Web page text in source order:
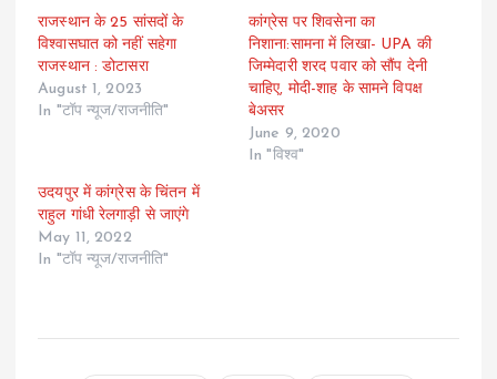
राजस्थान के 25 सांसदों के
विश्वासघात को नहीं सहेगा
राजस्थान : डोटासरा
August 1, 2023
In "टॉप न्यूज/राजनीति"
कांग्रेस पर शिवसेना का
निशाना:सामना में लिखा- UPA की
जिम्मेदारी शरद पवार को सौंप देनी
चाहिए, मोदी-शाह के सामने विपक्ष
बेअसर
June 9, 2020
In "विश्व"
उदयपुर में कांग्रेस के चिंतन में
राहुल गांधी रेलगाड़ी से जाएंगे
May 11, 2022
In "टॉप न्यूज/राजनीति"